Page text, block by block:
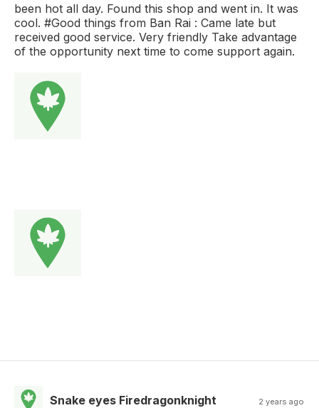
been hot all day. Found this shop and went in. It was
cool. #Good things from Ban Rai : Came late but
received good service. Very friendly Take advantage
of the opportunity next time to come support again.
Snake eyes Firedragonknight 2 years ago